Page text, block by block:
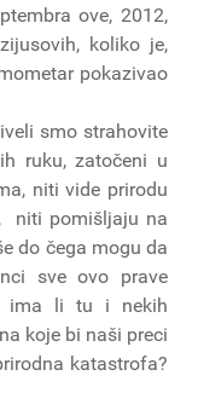
ove, 2012,
koliko je,
pokazivao
smo strahovite
ruku, zatočeni u
niti vide prirodu
niti pomišljaju na
do čega mogu da
sve ovo prave
ima li tu i nekih
koje bi naši preci
katastrofa?